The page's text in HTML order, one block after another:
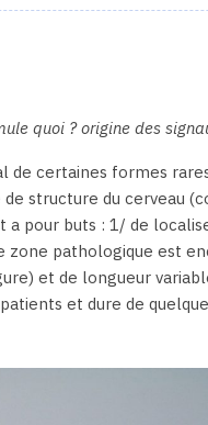
quoi ? origine des
de certaines formes
structure du cerveau
a pour buts : 1/ de
pathologique est
et de longueur
et dure de